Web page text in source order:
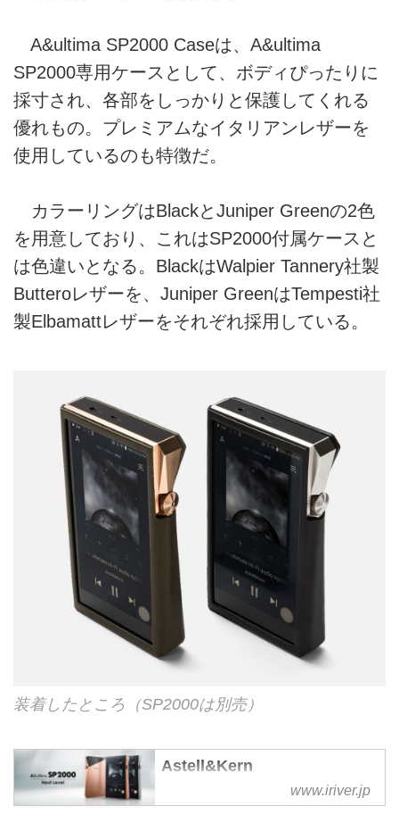
A&ultima SP2000 Caseは、A&ultima
SP2000専用ケースとして、ボディぴったりに
採寸され、各部をしっかりと保護してくれる
優れもの。プレミアムなイタリアンレザーを
使用しているのも特徴だ。
カラーリングはBlackとJuniper Greenの2色
を用意しており、これはSP2000付属ケースと
は色違いとなる。BlackはWalpier Tannery社製
Butteroレザーを、Juniper GreenはTempesti社
製Elbamattレザーをそれぞれ採用している。
装着したところ（SP2000は別売）
Astell&Kern
Astell&Kernの国内向けオフィシ
www.iriver.jp